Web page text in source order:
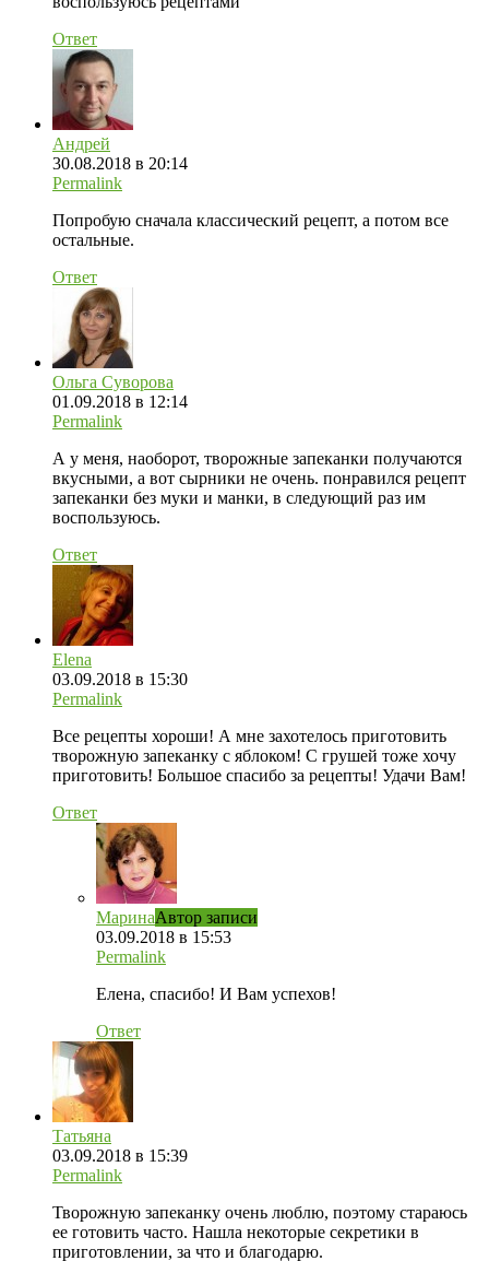
Ответ
Андрей
30.08.2018 в 20:14
Permalink
Попробую сначала классический рецепт, а потом все
остальные.
Ответ
Ольга Суворова
01.09.2018 в 12:14
Permalink
А у меня, наоборот, творожные запеканки получаются
вкусными, а вот сырники не очень. понравился рецепт
запеканки без муки и манки, в следующий раз им
воспользуюсь.
Ответ
Еlena
03.09.2018 в 15:30
Permalink
Все рецепты хороши! А мне захотелось приготовить
творожную запеканку с яблоком! С грушей тоже хочу
приготовить! Большое спасибо за рецепты! Удачи Вам!
Ответ
МаринаАвтор записи
03.09.2018 в 15:53
Permalink
Елена, спасибо! И Вам успехов!
Ответ
Татьяна
03.09.2018 в 15:39
Permalink
Творожную запеканку очень люблю, поэтому стараюсь
ее готовить часто. Нашла некоторые секретики в
приготовлении, за что и благодарю.